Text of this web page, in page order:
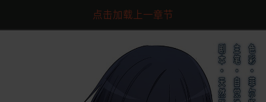
点击加载上一章节